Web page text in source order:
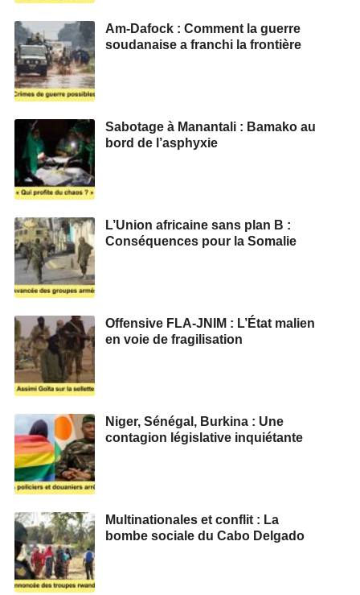
Am-Dafock : Comment la guerre
soudanaise a franchi la frontière
Sabotage à Manantali : Bamako au
bord de l’asphyxie
L’Union africaine sans plan B :
Conséquences pour la Somalie
Offensive FLA-JNIM : L’État malien
en voie de fragilisation
Niger, Sénégal, Burkina : Une
contagion législative inquiétante
Multinationales et conflit : La
bombe sociale du Cabo Delgado